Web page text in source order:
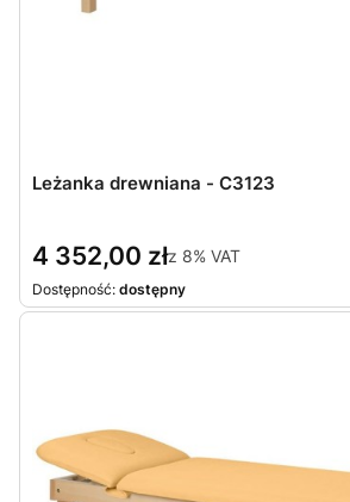
Leżanka drewniana - C3123
4 352,00 złz 8% VAT
Dostępność: dostępny